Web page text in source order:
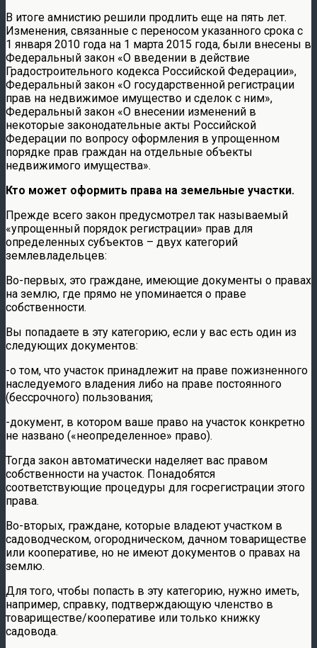
В итоге амнистию решили продлить еще на пять лет.
Изменения, связанные с переносом указанного срока с
1 января 2010 года на 1 марта 2015 года, были внесены в
Федеральный закон «О введении в действие
Градостроительного кодекса Российской Федерации»,
Федеральный закон «О государственной регистрации
прав на недвижимое имущество и сделок с ним»,
Федеральный закон «О внесении изменений в
некоторые законодательные акты Российской
Федерации по вопросу оформления в упрощенном
порядке прав граждан на отдельные объекты
недвижимого имущества».
Кто может оформить права на земельные участки.
Прежде всего закон предусмотрел так называемый
«упрощенный порядок регистрации» прав для
определенных субъектов – двух категорий
землевладельцев:
Во-первых, это граждане, имеющие документы о правах
на землю, где прямо не упоминается о праве
собственности.
Вы попадаете в эту категорию, если у вас есть один из
следующих документов:
-о том, что участок принадлежит на праве пожизненного
наследуемого владения либо на праве постоянного
(бессрочного) пользования;
-документ, в котором ваше право на участок конкретно
не названо («неопределенное» право).
Тогда закон автоматически наделяет вас правом
собственности на участок. Понадобятся
соответствующие процедуры для госрегистрации этого
права.
Во-вторых, граждане, которые владеют участком в
садоводческом, огородническом, дачном товариществе
или кооперативе, но не имеют документов о правах на
землю.
Для того, чтобы попасть в эту категорию, нужно иметь,
например, справку, подтверждающую членство в
товариществе/кооперативе или только книжку
садовода.